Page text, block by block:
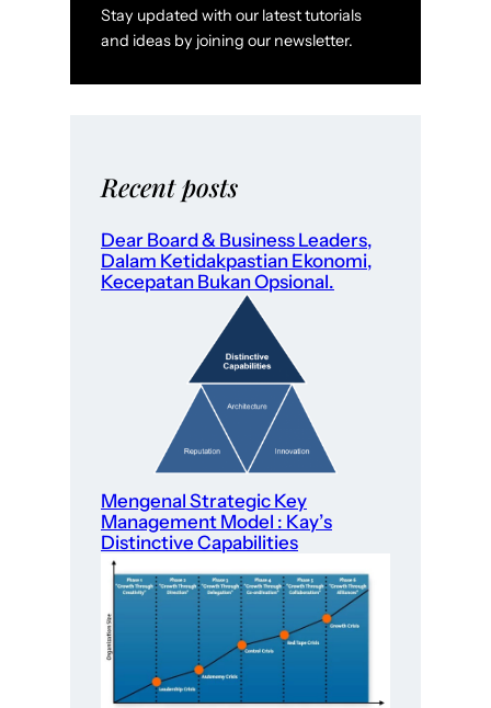
Stay updated with our latest tutorials
and ideas by joining our newsletter.
Recent posts
Dear Board & Business Leaders,
Dalam Ketidakpastian Ekonomi,
Kecepatan Bukan Opsional.
Mengenal Strategic Key
Management Model : Kay’s
Distinctive Capabilities